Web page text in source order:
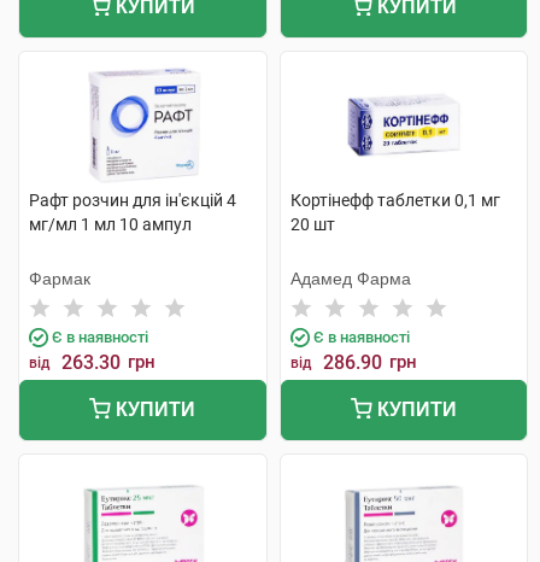
КУПИТИ КУПИТИ
Рафт розчин для ін'єкцій 4
мг/мл 1 мл 10 ампул
Фармак
Є в наявності
від 263.30 грн
КУПИТИ
Кортінефф таблетки 0,1 мг
20 шт
Адамед Фарма
Є в наявності
від 286.90 грн
КУПИТИ